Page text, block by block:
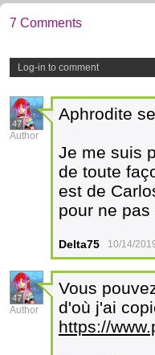
7 Comments
Log-in to comment
47
Author
Aphrodite
Je me suis
de toute
est de
pour ne
Delta75 10/14/
47
Author
Vous
d'où j'ai
https://